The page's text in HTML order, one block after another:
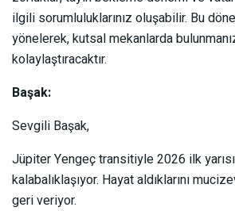
ilgili sorumluluklarınız oluşabilir. Bu
yönelerek, kutsal mekanlarda
kolaylaştıracaktır.
Başak:
Sevgili Başak,
Jüpiter Yengeç transitiyle 2026 ilk
kalabalıklaşıyor. Hayat aldıklarını
geri veriyor.